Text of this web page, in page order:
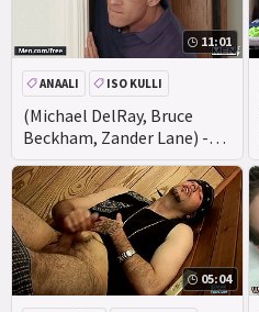
11:01
(Michael DelRay, Bruce
Beckham, Zander Lane) -
Get Your Dick out My step
Son-Osa 3 -
ANAALI ISO KULLI
05:04